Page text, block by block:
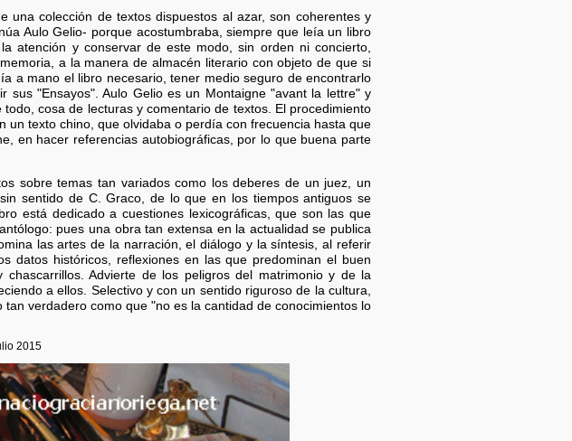
colección de textos dispuestos al azar, son coherentes y
Aulo Gelio- porque acostumbraba, siempre que leía un libro
atención y conservar de este modo, sin orden ni concierto,
a la manera de almacén literario con objeto de que si
a mano el libro necesario, tener medio seguro de encontrarlo
sus "Ensayos". Aulo Gelio es un Montaigne "avant la lettre" y
cosa de lecturas y comentario de textos. El procedimiento
un texto chino, que olvidaba o perdía con frecuencia hasta que
en hacer referencias autobiográficas, por lo que buena parte
sobre temas tan variados como los deberes de un juez, un
sentido de C. Graco, de lo que en los tiempos antiguos se
está dedicado a cuestiones lexicográficas, que son las que
pues una obra tan extensa en la actualidad se publica
las artes de la narración, el diálogo y la síntesis, al referir
datos históricos, reflexiones en las que predominan el buen
Advierte de los peligros del matrimonio y de la
a ellos. Selectivo y con un sentido riguroso de la cultura,
verdadero como que "no es la cantidad de conocimientos lo
2015